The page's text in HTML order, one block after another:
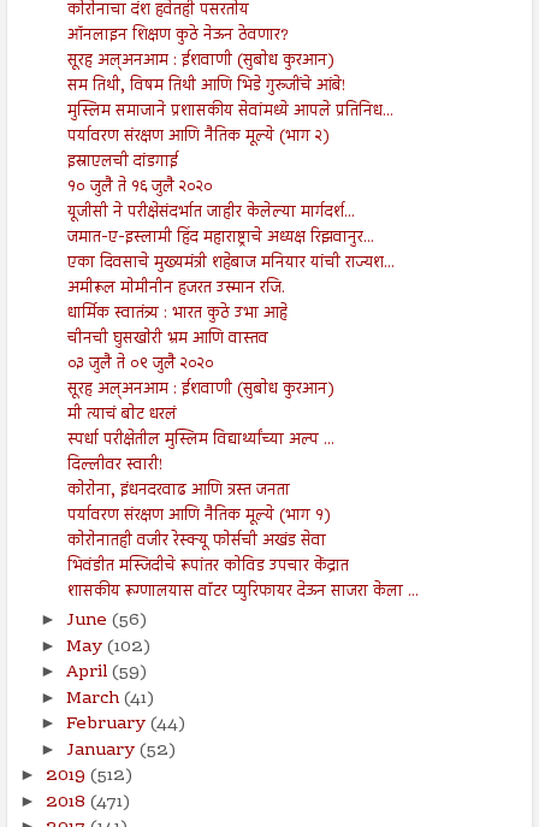
कोरोनाचा दंश हवेतही पसरतोय
ऑनलाइन शिक्षण कुठे नेऊन ठेवणार?
सूरह अल्अनआम : ईशवाणी (सुबोध कुरआन)
सम तिथी, विषम तिथी आणि भिडे गुरुजींचे आंबे!
मुस्लिम समाजाने प्रशासकीय सेवांमध्ये आपले प्रतिनिध...
पर्यावरण संरक्षण आणि नैतिक मूल्ये (भाग २)
इस्राएलची दांडगाई
१० जुलै ते १६ जुलै २०२०
यूजीसी ने परीक्षेसंदर्भात जाहीर केलेल्या मार्गदर्श...
जमात-ए-इस्लामी हिंद महाराष्ट्राचे अध्यक्ष रिझवानुर...
एका दिवसाचे मुख्यमंत्री शहेबाज मनियार यांची राज्यश...
अमीरूल मोमीनीन हजरत उस्मान रजि.
धार्मिक स्वातंत्र्य : भारत कुठे उभा आहे
चीनची घुसखोरी भ्रम आणि वास्तव
०३ जुलै ते ०९ जुलै २०२०
सूरह अल्अनआम : ईशवाणी (सुबोध कुरआन)
मी त्याचं बोट धरलं
स्पर्धा परीक्षेतील मुस्लिम विद्यार्थ्यांच्या अल्प ...
दिल्लीवर स्वारी!
कोरोना, इंधनदरवाढ आणि त्रस्त जनता
पर्यावरण संरक्षण आणि नैतिक मूल्ये (भाग १)
कोरोनातही वजीर रेस्क्यू फोर्सची अखंड सेवा
भिवंडीत मस्जिदीचे रूपांतर कोविड उपचार केंद्रात
शासकीय रूग्णालयास वॉटर प्युरिफायर देऊन साजरा केला ...
► June (56)
► May(102)
► April(59)
► March(41)
► February(44)
► January(52)
► 2019 (512)
► 2018 (471)